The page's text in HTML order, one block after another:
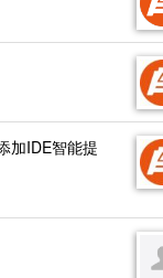
加IDE智能提